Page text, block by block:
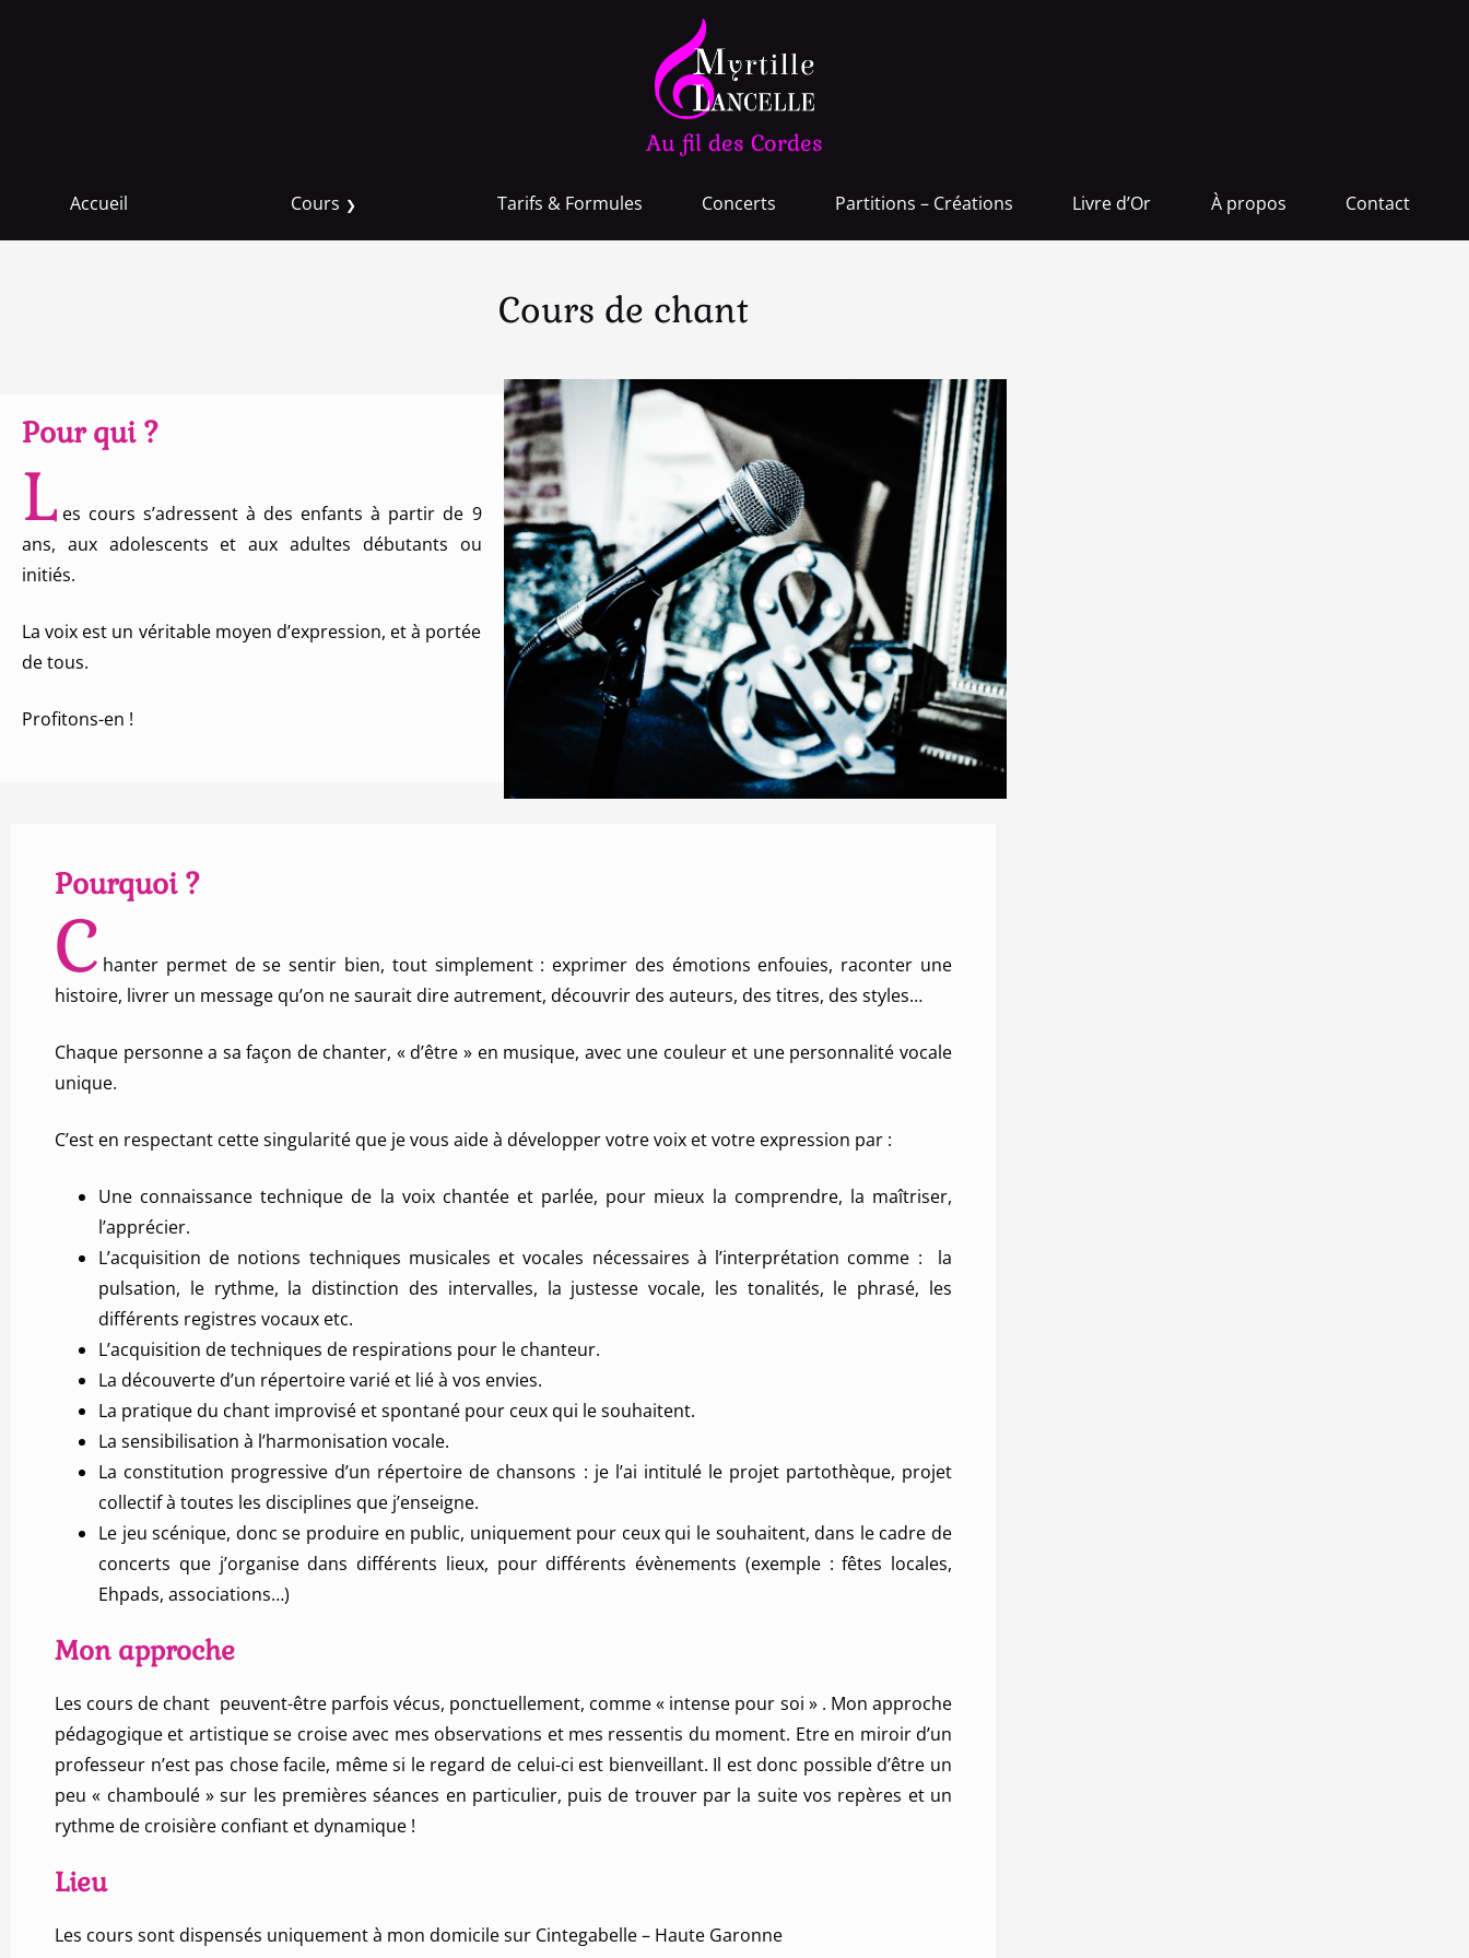
Au fil des Cordes
Accueil
Cours
Cours de Violon & Alto
Tarifs & Formules Concerts Partitions – Créations Livre d’Or À propos Contact
Cours de chant
Pour qui ?
L es cours s’adressent à des enfants à partir de 9
ans, aux adolescents et aux adultes débutants ou
initiés.
La voix est un véritable moyen d’expression, et à portée
de tous.
Profitons-en !
Pourquoi ?
C hanter permet de se sentir bien, tout simplement : exprimer des émotions enfouies, raconter une
histoire, livrer un message qu’on ne saurait dire autrement, découvrir des auteurs, des titres, des styles…
Chaque personne a sa façon de chanter, « d’être » en musique, avec une couleur et une personnalité vocale
unique.
C’est en respectant cette singularité que je vous aide à développer votre voix et votre expression par :
Une connaissance technique de la voix chantée et parlée, pour mieux la comprendre, la maîtriser,
l’apprécier.
L’acquisition de notions techniques musicales et vocales nécessaires à l’interprétation comme : la
pulsation, le rythme, la distinction des intervalles, la justesse vocale, les tonalités, le phrasé, les
différents registres vocaux etc.
L’acquisition de techniques de respirations pour le chanteur.
La découverte d’un répertoire varié et lié à vos envies.
La pratique du chant improvisé et spontané pour ceux qui le souhaitent.
La sensibilisation à l’harmonisation vocale.
La constitution progressive d’un répertoire de chansons : je l’ai intitulé le projet partothèque, projet
collectif à toutes les disciplines que j’enseigne.
Le jeu scénique, donc se produire en public, uniquement pour ceux qui le souhaitent, dans le cadre de
concerts que j’organise dans différents lieux, pour différents évènements (exemple : fêtes locales,
Ehpads, associations…)
Mon approche
Les cours de chant peuvent-être parfois vécus, ponctuellement, comme « intense pour soi » . Mon approche
pédagogique et artistique se croise avec mes observations et mes ressentis du moment. Etre en miroir d’un
professeur n’est pas chose facile, même si le regard de celui-ci est bienveillant. Il est donc possible d’être un
peu « chamboulé » sur les premières séances en particulier, puis de trouver par la suite vos repères et un
rythme de croisière confiant et dynamique !
Lieu
Les cours sont dispensés uniquement à mon domicile sur Cintegabelle – Haute Garonne